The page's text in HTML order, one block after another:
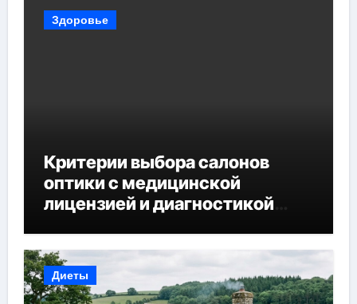
Здоровье
Критерии выбора салонов
оптики с медицинской
лицензией и диагностикой
Диеты